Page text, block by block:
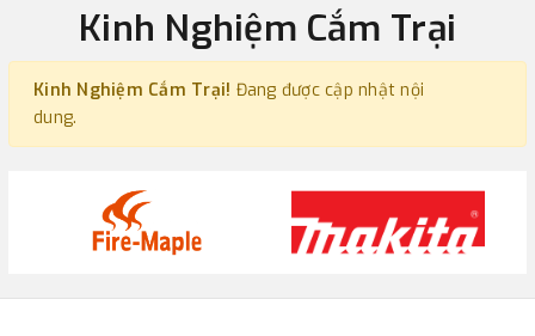
Kinh Nghiệm Cắm Trại
Kinh Nghiệm Cắm Trại! Đang được cập nhật nội
dung.